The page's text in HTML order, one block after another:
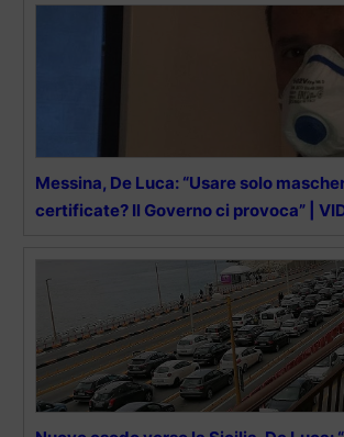
Messina, De Luca: “Usare solo
certificate? Il Governo ci provoca” |